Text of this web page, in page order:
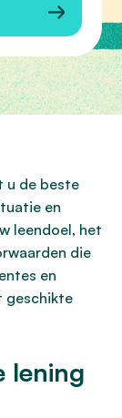
u de beste
en
leendoel, het
die
en
geschikte
lening